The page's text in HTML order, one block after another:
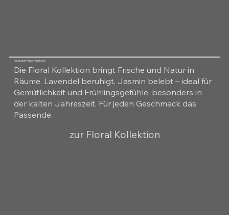
Raumduft Floral Kollektion
Die Floral Kollektion bringt Frische und Natur in
Räume. Lavendel beruhigt, Jasmin belebt – ideal für
Gemütlichkeit und Frühlingsgefühle, besonders in
der kalten Jahreszeit. Für jeden Geschmack das
Passende.
zur Floral Kollektion